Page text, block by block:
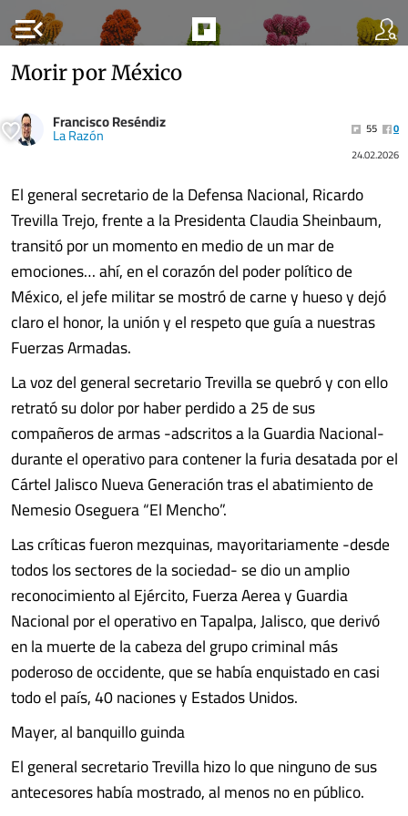
menu_open
Morir por México
Francisco Reséndiz
La Razón 55
0
24.02.2026
El general secretario de la Defensa Nacional, Ricardo
Trevilla Trejo, frente a la Presidenta Claudia Sheinbaum,
transitó por un momento en medio de un mar de
emociones… ahí, en el corazón del poder político de
México, el jefe militar se mostró de carne y hueso y dejó
claro el honor, la unión y el respeto que guía a nuestras
Fuerzas Armadas.
La voz del general secretario Trevilla se quebró y con ello
retrató su dolor por haber perdido a 25 de sus
compañeros de armas -adscritos a la Guardia Nacional-
durante el operativo para contener la furia desatada por el
Cártel Jalisco Nueva Generación tras el abatimiento de
Nemesio Oseguera “El Mencho”.
Las críticas fueron mezquinas, mayoritariamente -desde
todos los sectores de la sociedad- se dio un amplio
reconocimiento al Ejército, Fuerza Aerea y Guardia
Nacional por el operativo en Tapalpa, Jalisco, que derivó
en la muerte de la cabeza del grupo criminal más
poderoso de occidente, que se había enquistado en casi
todo el país, 40 naciones y Estados Unidos.
Mayer, al banquillo guinda
El general secretario Trevilla hizo lo que ninguno de sus
antecesores había mostrado, al menos no en público.